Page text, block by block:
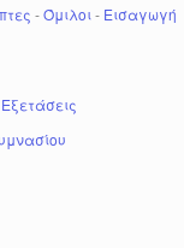
-Όμιλοι- Εισαγωγή
Εξετάσεις